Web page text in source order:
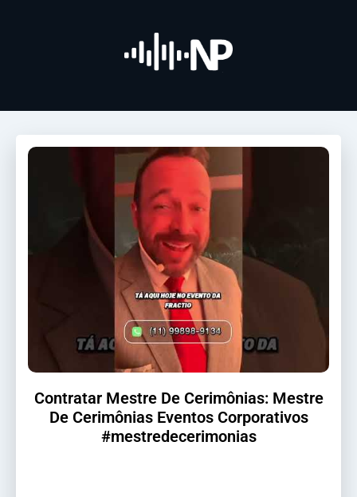
Contratar Mestre De Cerimônias: Mestre
De Cerimônias Eventos Corporativos
#mestredecerimonias